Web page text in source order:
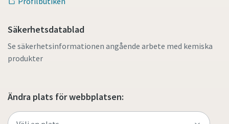
Säkerhetsdatablad
Se säkerhetsinformationen angående arbete med kemiska
produkter
Ändra plats för webbplatsen: